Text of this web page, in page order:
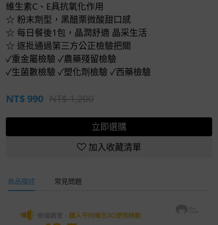
維生素C、E具抗氧化作用
☆ 粉末劑型，黑醋栗微酸甜口感
☆ 每日餐後1包，晶潤舒適 晶采生活
☆ 逐批通過第三方公正檢驗把關
✓重金屬檢驗 ✓農藥殘留檢驗
✓生菌數檢驗 ✓塑化劑檢驗 ✓西藥檢驗
NT$ 990 NT$ 1,200
立即選購
加入收藏清單
商品描述 常見問題